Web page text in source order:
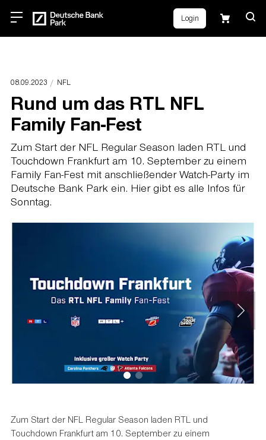
Login
08.09.2023 NFL
Rund um das RTL NFL
Family Fan-Fest
Zum Start der NFL Regular Season laden RTL und
Touchdown Frankfurt am 10. September zu einem
Family Fan-Fest mit anschließender Watch-Party im
Deutsche Bank Park ein. Hier gibt es alle Infos für
Sonntag.
Zum Start der NFL Regular Season laden RTL und
Touchdown Frankfurt am 10. September zu einem